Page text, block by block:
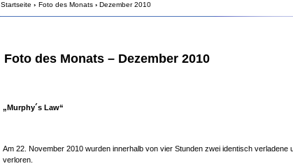
Startseite › Foto des Monats › Dezember 2010
Foto des Monats – Dezember 2010
„Murphy´s Law“
Am 22. November 2010 wurden innerhalb von vier Stunden zwei identisch verladene
verloren.